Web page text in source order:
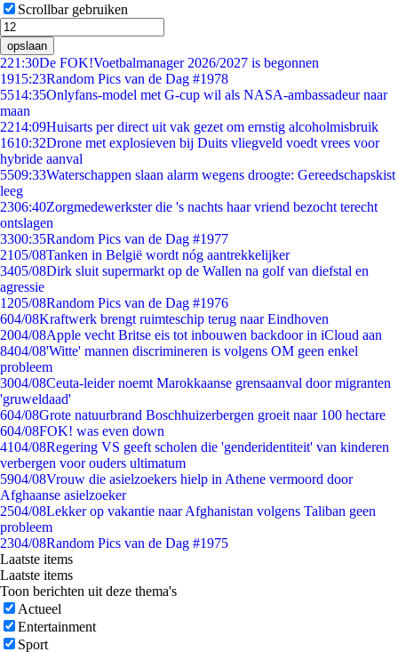
Scrollbar gebruiken
opslaan
221:30De FOK!Voetbalmanager 2026/2027 is begonnen
1915:23Random Pics van de Dag #1978
5514:35Onlyfans-model met G-cup wil als NASA-ambassadeur naar
maan
2214:09Huisarts per direct uit vak gezet om ernstig alcoholmisbruik
1610:32Drone met explosieven bij Duits vliegveld voedt vrees voor
hybride aanval
5509:33Waterschappen slaan alarm wegens droogte: Gereedschapskist
leeg
2306:40Zorgmedewerkster die 's nachts haar vriend bezocht terecht
ontslagen
3300:35Random Pics van de Dag #1977
2105/08Tanken in België wordt nóg aantrekkelijker
3405/08Dirk sluit supermarkt op de Wallen na golf van diefstal en
agressie
1205/08Random Pics van de Dag #1976
604/08Kraftwerk brengt ruimteschip terug naar Eindhoven
2004/08Apple vecht Britse eis tot inbouwen backdoor in iCloud aan
8404/08'Witte' mannen discrimineren is volgens OM geen enkel
probleem
3004/08Ceuta-leider noemt Marokkaanse grensaanval door migranten
'gruweldaad'
604/08Grote natuurbrand Boschhuizerbergen groeit naar 100 hectare
604/08FOK! was even down
4104/08Regering VS geeft scholen die 'genderidentiteit' van kinderen
verbergen voor ouders ultimatum
5904/08Vrouw die asielzoekers hielp in Athene vermoord door
Afghaanse asielzoeker
2504/08Lekker op vakantie naar Afghanistan volgens Taliban geen
probleem
2304/08Random Pics van de Dag #1975
Laatste items
Laatste items
Toon berichten uit deze thema's
Actueel
Entertainment
Sport